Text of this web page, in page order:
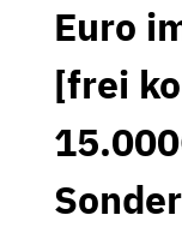
Euro
[frei